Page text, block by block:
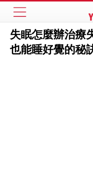
失眠怎麼辦治療
也能睡好覺的秘